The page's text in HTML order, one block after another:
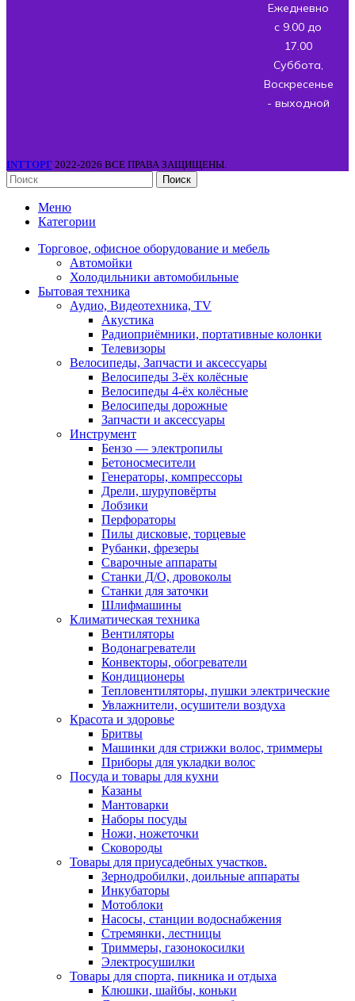
Ежедневно
с 9.00 до
17.00
Суббота,
Воскресенье
- выходной
INTТОРГ 2022-2026 ВСЕ ПРАВА ЗАЩИЩЕНЫ.
Поиск
Меню
Категории
Торговое, офисное оборудование и мебель
Автомойки
Холодильники автомобильные
Бытовая техника
Аудио, Видеотехника, TV
Акустика
Радиоприёмники, портативные колонки
Телевизоры
Велосипеды, Запчасти и аксессуары
Велосипеды 3-ёх колёсные
Велосипеды 4-ёх колёсные
Велосипеды дорожные
Запчасти и аксессуары
Инструмент
Бензо — электропилы
Бетоносмесители
Генераторы, компрессоры
Дрели, шуруповёрты
Лобзики
Перфораторы
Пилы дисковые, торцевые
Рубанки, фрезеры
Сварочные аппараты
Станки Д/О, дровоколы
Станки для заточки
Шлифмашины
Климатическая техника
Вентиляторы
Водонагреватели
Конвекторы, обогреватели
Кондиционеры
Тепловентиляторы, пушки электрические
Увлажнители, осушители воздуха
Красота и здоровье
Бритвы
Машинки для стрижки волос, триммеры
Приборы для укладки волос
Посуда и товары для кухни
Казаны
Мантоварки
Наборы посуды
Ножи, ножеточки
Сковороды
Товары для приусадебных участков.
Зернодробилки, доильные аппараты
Инкубаторы
Мотоблоки
Насосы, станции водоснабжения
Стремянки, лестницы
Триммеры, газонокосилки
Электросушилки
Товары для спорта, пикника и отдыха
Клюшки, шайбы, коньки